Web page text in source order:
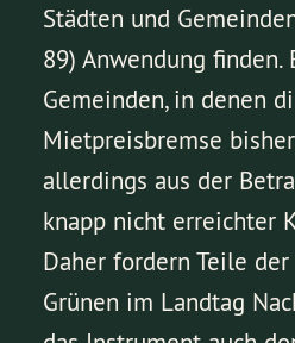
Städten und
89) Anwendung finden.
Gemeinden, in denen
Mietpreisbremse
allerdings aus der
knapp nicht erreichter
Daher fordern Teile
Grünen im Landtag